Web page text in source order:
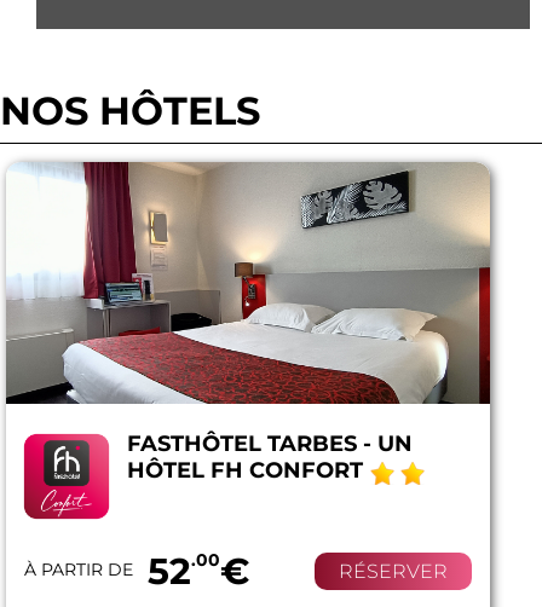
NOS HÔTELS
FASTHÔTEL TARBES - UN
HÔTEL FH CONFORT
À PARTIR DE 52.00€ RÉSERVER